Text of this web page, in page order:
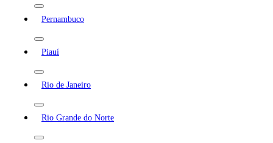
Pernambuco
Piauí
Rio de Janeiro
Rio Grande do Norte